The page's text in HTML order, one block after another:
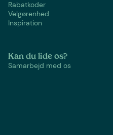
Rabatkoder
Velgørenhed
Inspiration
Kan du lide os?
Samarbejd med os